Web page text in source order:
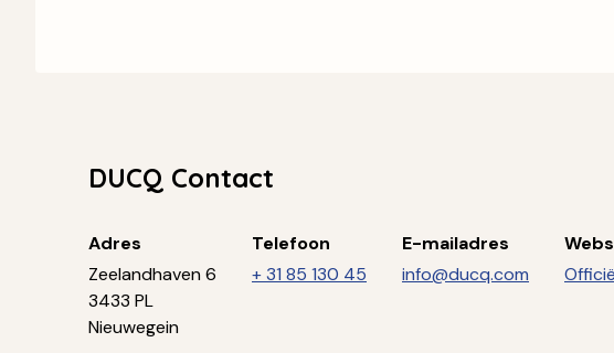
DUCQ Contact
Adres
Zeelandhaven 6
3433 PL
Nieuwegein
Telefoon
+ 31 85 130 45
E-mailadres
info@ducq.com